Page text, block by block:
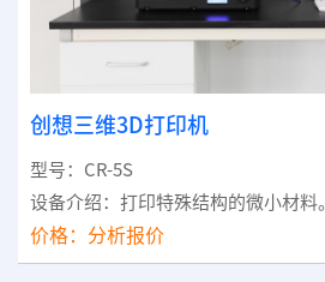
创想三维3D打印机
型号：CR-5S
设备介绍：打印特殊结构的微小材料。
价格： 分析报价